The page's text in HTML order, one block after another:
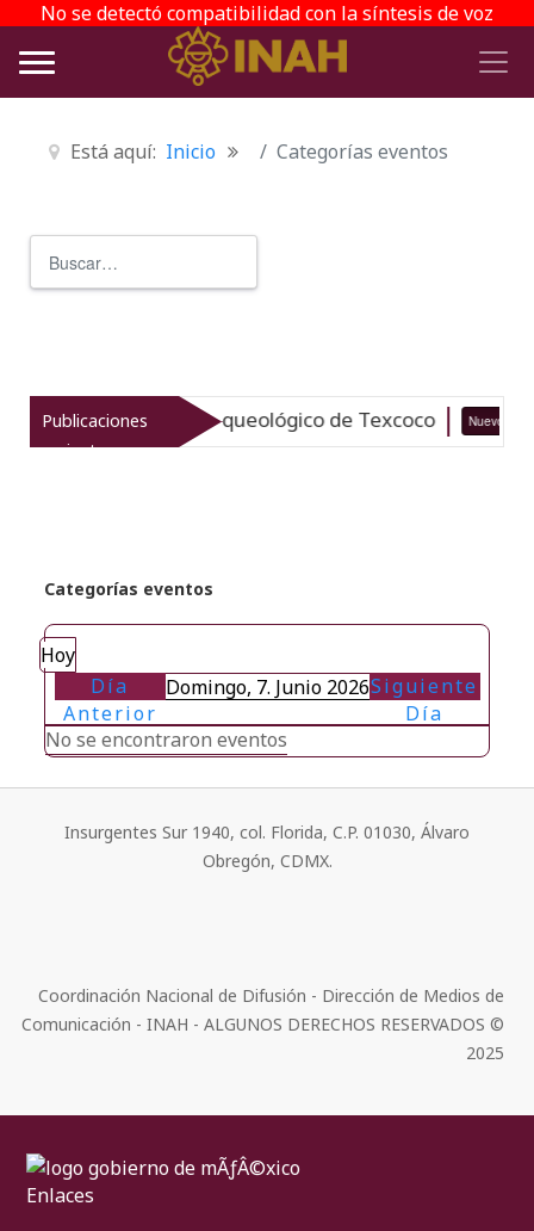
No se detectó compatibilidad con la síntesis de voz
Está aquí: Inicio Categorías eventos
Publicaciones
recientes
el patrimonio arqueológico de Texcoco Nuevo
Categorías eventos
Hoy
Día
Anterior
Domingo, 7. Junio 2026Siguiente
Día
No se encontraron eventos
Insurgentes Sur 1940, col. Florida, C.P. 01030, Álvaro
Obregón, CDMX.
Coordinación Nacional de Difusión - Dirección de Medios de
Comunicación - INAH - ALGUNOS DERECHOS RESERVADOS ©
2025
Enlaces